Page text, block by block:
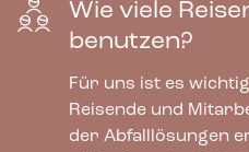
Wie viele
benutzen?
Für uns ist es
Reisende und
der Abfalllösungen